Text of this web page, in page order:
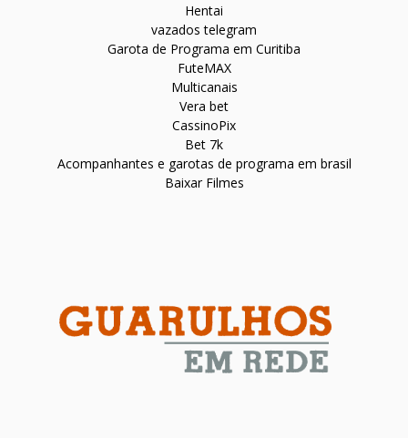
Hentai
vazados telegram
Garota de Programa em Curitiba
FuteMAX
Multicanais
Vera bet
CassinoPix
Bet 7k
Acompanhantes e garotas de programa em brasil
Baixar Filmes